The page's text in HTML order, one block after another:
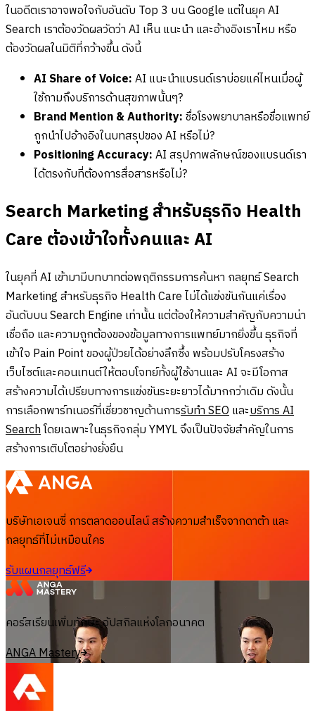
ในอดีตเราอาจพอใจกับอันดับ Top 3 บน Google แต่ในยุค AI
Search เราต้องวัดผลวัดว่า AI เห็น แนะนำ และอ้างอิงเราไหม หรือ
ต้องวัดผลในมิติที่กว้างขึ้น ดังนี้
AI Share of Voice:AI แนะนำแบรนด์เราบ่อยแค่ไหนเมื่อผู้
ใช้ถามถึงบริการด้านสุขภาพนั้นๆ?
Brand Mention & Authority:ชื่อโรงพยาบาลหรือชื่อแพทย์
ถูกนำไปอ้างอิงในบทสรุปของ AI หรือไม่?
Positioning Accuracy:AI สรุปภาพลักษณ์ของแบรนด์เรา
ได้ตรงกับที่ต้องการสื่อสารหรือไม่?
Search Marketing สำหรับธุรกิจ Health
Care ต้องเข้าใจทั้งคนและ AI
ในยุคที่ AI เข้ามามีบทบาทต่อพฤติกรรมการค้นหา กลยุทธ์ Search
Marketing สำหรับธุรกิจ Health Care ไม่ได้แข่งขันกันแค่เรื่อง
อันดับบน Search Engine เท่านั้น แต่ต้องให้ความสำคัญกับความน่า
เชื่อถือ และความถูกต้องของข้อมูลทางการแพทย์มากยิ่งขึ้น ธุรกิจที่
เข้าใจ Pain Point ของผู้ป่วยได้อย่างลึกซึ้ง พร้อมปรับโครงสร้าง
เว็บไซต์และคอนเทนต์ให้ตอบโจทย์ทั้งผู้ใช้งานและ AI จะมีโอกาส
สร้างความได้เปรียบทางการแข่งขันระยะยาวได้มากกว่าเดิม ดังนั้น
การเลือกพาร์ทเนอร์ที่เชี่ยวชาญด้านการรับทำ SEOและบริการ AI
Searchโดยเฉพาะในธุรกิจกลุ่ม YMYL จึงเป็นปัจจัยสำคัญในการ
สร้างการเติบโตอย่างยั่งยืน
บริษัทเอเจนซี่ การตลาดออนไลน์ สร้างความสำเร็จจากดาต้า และ
กลยุทธ์ที่ไม่เหมือนใคร
รับแผนกลยุทธ์ฟรี
คอร์สเรียนเพิ่มทักษะ อัปสกิลแห่งโลกอนาคต
ANGA Mastery